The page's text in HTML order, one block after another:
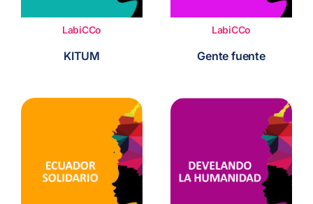
LabiCCo
KITUM
LabiCCo
Gente fuente